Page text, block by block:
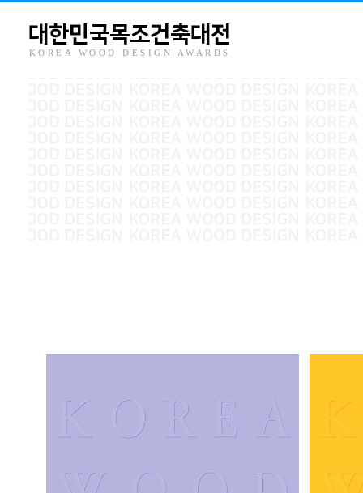
대한민국목조건축대전
KOREA WOOD DESIGN AWARDS